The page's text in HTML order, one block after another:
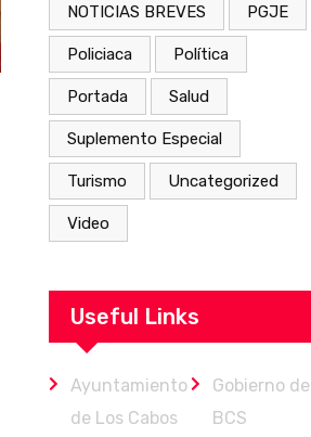
NOTICIAS BREVES PGJE
Policiaca Política
Portada Salud
Suplemento Especial
Turismo Uncategorized
Video
Useful Links
Ayuntamiento
de Los Cabos
Gobierno de
BCS